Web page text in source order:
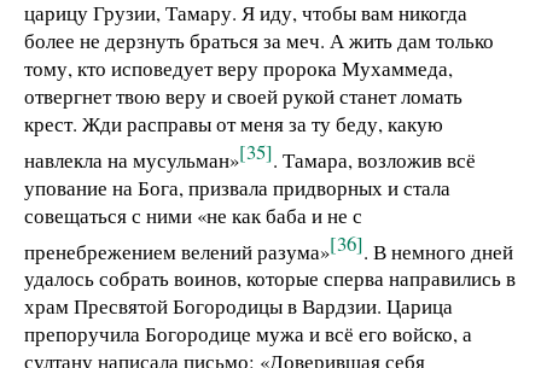
царицу Грузии, Тамару. Я иду, чтобы вам никогда
более не дерзнуть браться за меч. А жить дам только
тому, кто исповедует веру пророка Мухаммеда,
отвергнет твою веру и своей рукой станет ломать
крест. Жди расправы от меня за ту беду, какую
навлекла на мусульман»[35]. Тамара, возложив всё
упование на Бога, призвала придворных и стала
совещаться с ними «не как баба и не с
пренебрежением велений разума»[36]. В немного дней
удалось собрать воинов, которые сперва направились в
храм Пресвятой Богородицы в Вардзии. Царица
препоручила Богородице мужа и всё его войско, а
султану написала письмо: «Доверившая себя